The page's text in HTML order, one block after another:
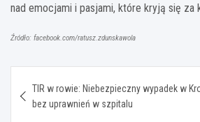
nad emocjami i pasjami, które kryją się za
Źródło: facebook.com/ratusz.zdunskawola
wpisu
TIR w rowie: Niebezpieczny wypadek w
bez uprawnień w szpitalu